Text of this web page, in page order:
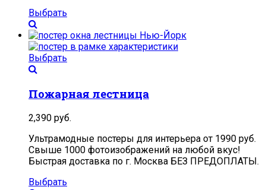
Выбрать
Выбрать
Пожарная лестница
2,390 руб.
Ультрамодные постеры для интерьера от 1990 руб.
Свыше 1000 фотоизображений на любой вкус!
Быстрая доставка по г. Москва БЕЗ ПРЕДОПЛАТЫ.
Выбрать